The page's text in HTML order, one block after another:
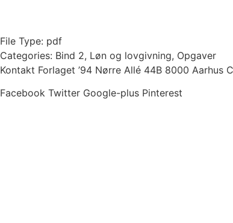
File Type: pdf
Categories: Bind 2, Løn og lovgivning, Opgaver
Kontakt Forlaget ’94 Nørre Allé 44B 8000
Facebook Twitter Google-plus Pinterest